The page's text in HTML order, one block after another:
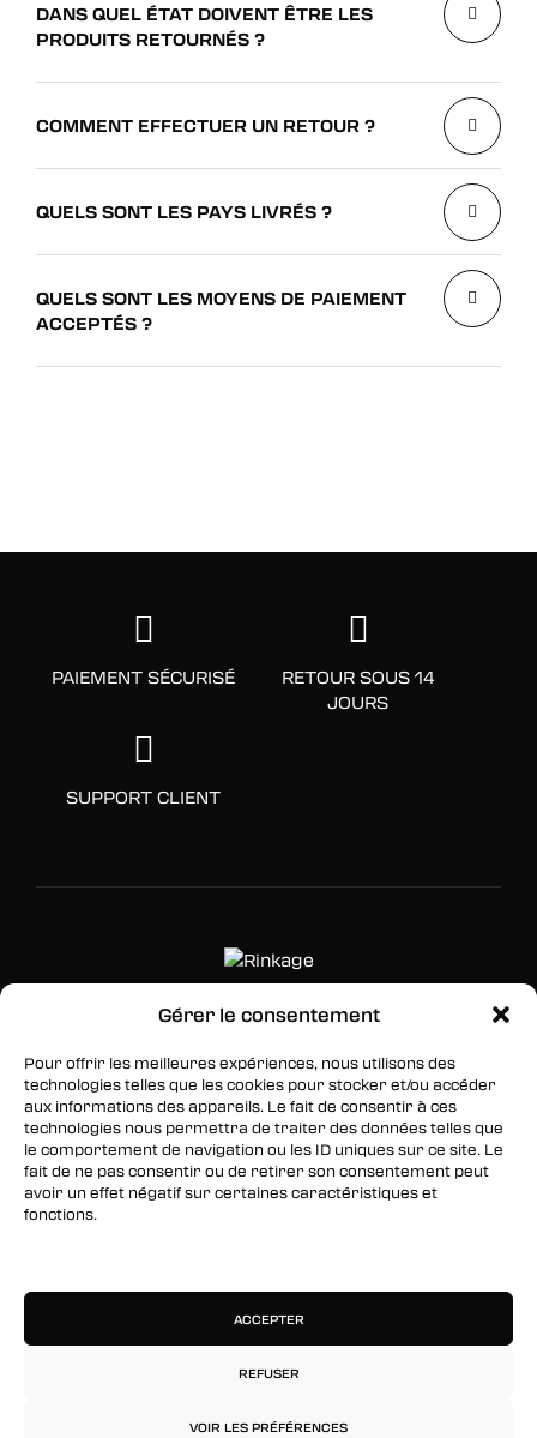
Gérer le consentement
Pour offrir les meilleures expériences, nous utilisons des
technologies telles que les cookies pour stocker et/ou accéder
aux informations des appareils. Le fait de consentir à ces
technologies nous permettra de traiter des données telles que
le comportement de navigation ou les ID uniques sur ce site. Le
fait de ne pas consentir ou de retirer son consentement peut
avoir un effet négatif sur certaines caractéristiques et
fonctions.
ACCEPTER
REFUSER
VOIR LES PRÉFÉRENCES
DANS QUEL ÉTAT DOIVENT ÊTRE LES
PRODUITS RETOURNÉS ?
COMMENT EFFECTUER UN RETOUR ?
QUELS SONT LES PAYS LIVRÉS ?
QUELS SONT LES MOYENS DE PAIEMENT
ACCEPTÉS ?
PAIEMENT SÉCURISÉ
RETOUR SOUS 14
JOURS
SUPPORT CLIENT
Facebook
Twitter
Instagram
Inscrivez-vous à notre newsletter pour être les
premiers à être informés des nouveaux
arrivages, des ventes, du contenu exclusif, des
événements et plus encore !